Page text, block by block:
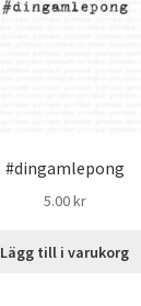
#dingamlepong
5.00kr
Lägg till i varukorg